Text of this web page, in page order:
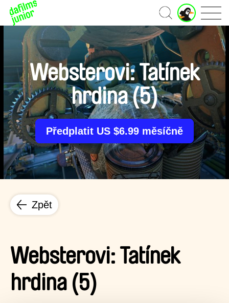
Domů
J
u
i
ú
č
e
t
Websterovi: Tatínek
hrdina (5)
Předplatit US $6.99 měsíčně
Zpět
Websterovi: Tatínek
hrdina (5)